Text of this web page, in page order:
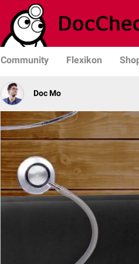
Community Flexikon
Doc Mo